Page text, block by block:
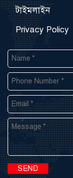
টাইমলাইন
Privacy Policy